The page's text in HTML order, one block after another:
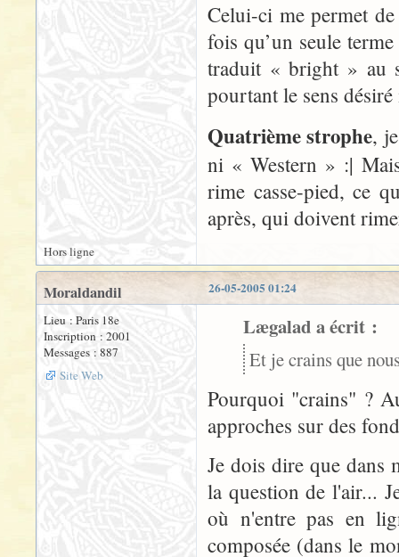
Celui-ci me permet
fois qu’un seule
traduit « bright » au
pourtant le sens
Quatrième strophe,
ni « Western » :|
rime casse-pied, ce
après, qui doivent
Hors ligne
26-05-2005 01:24
Moraldandil
Lieu : Paris 18e
Inscription : 2001
Messages : 887
Site Web
Lægalad a écrit :
Et je crains que
Pourquoi "crains" ?
approches sur des
Je dois dire que dans
la question de l'air...
où n'entre pas en
composée (dans le